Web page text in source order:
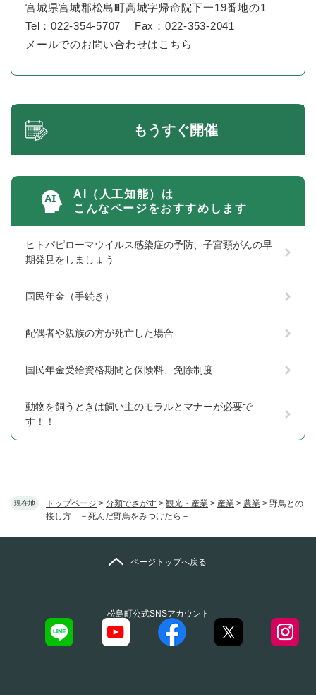
現在地 トップページ > 分類でさがす > 観光・産業 > 産業 > 農業 > 野鳥との
接し方 －死んだ野鳥をみつけたら－
宮城県宮城郡松島町高城字帰命院下一19番地の1
Tel：022-354-5707
Fax：022-353-2041
メールでのお問い合わせはこちら
もうすぐ開催
AI（人工知能）は
こんなページをおすすめします
ヒトパピローマウイルス感染症の予防、子宮頸がんの早
期発見をしましょう
国民年金（手続き）
配偶者や親族の方が死亡した場合
国民年金受給資格期間と保険料、免除制度
動物を飼うときは飼い主のモラルとマナーが必要で
す！！
松島町公式SNSアカウント
ページトップへ戻る